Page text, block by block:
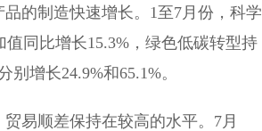
的制造快速增长。1至7月份，科学
同比增长15.3%，绿色低碳转型持
增长24.9%和65.1%。
易顺差保持在较高的水平。7月